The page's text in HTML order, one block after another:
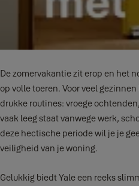
De zomervakantie zit erop en het
op volle toeren. Voor veel
drukke routines: vroege
vaak leeg staat vanwege werk,
deze hectische periode wil je je
veiligheid van je woning.
Gelukkig biedt Yale een reeks